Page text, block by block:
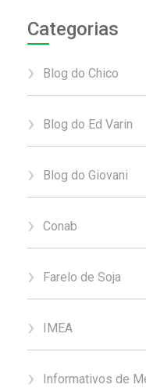
Categorias
Blog do Chico
Blog do Ed Varin
Blog do Giovani
Conab
Farelo de Soja
IMEA
Informativos de